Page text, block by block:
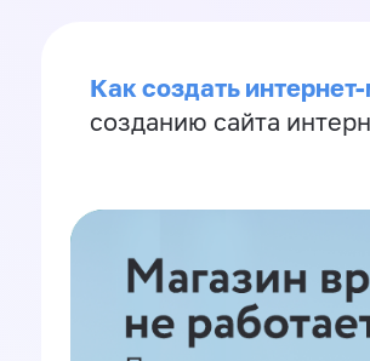
Как создать
созданию сайта